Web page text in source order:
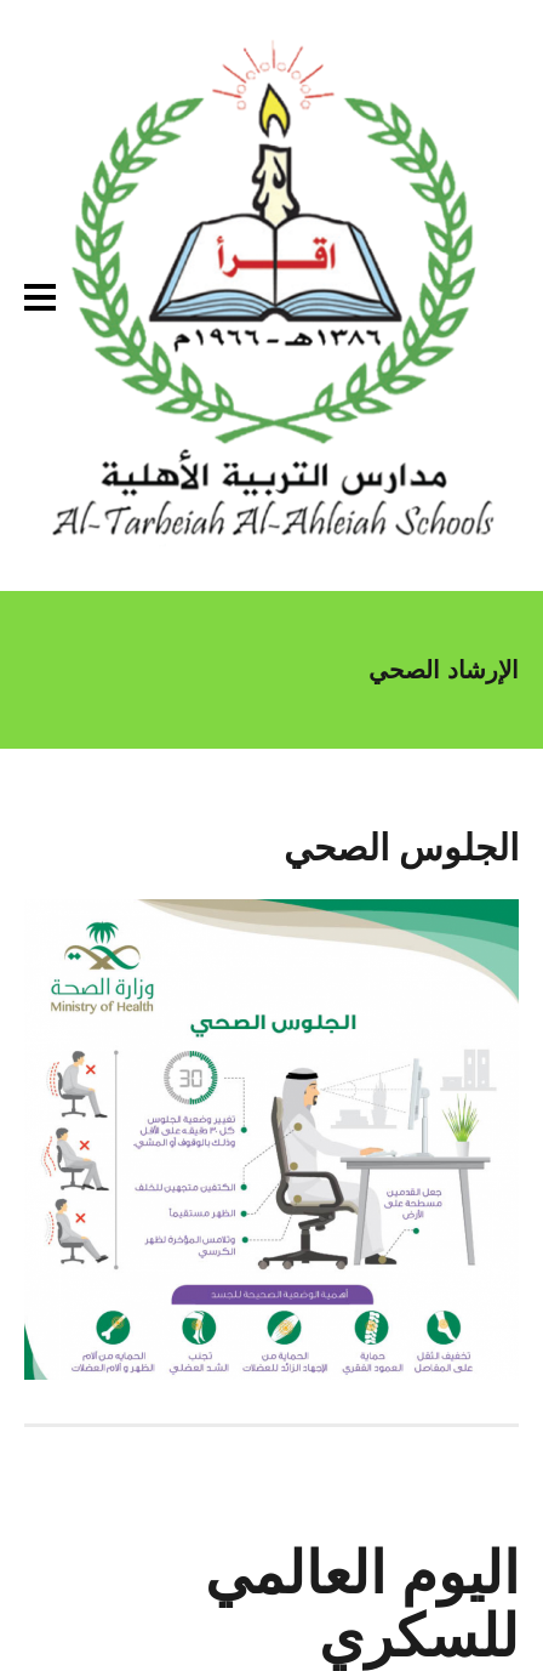
الإرشاد الصحي
الجلوس الصحي
اليوم العالمي
للسكري